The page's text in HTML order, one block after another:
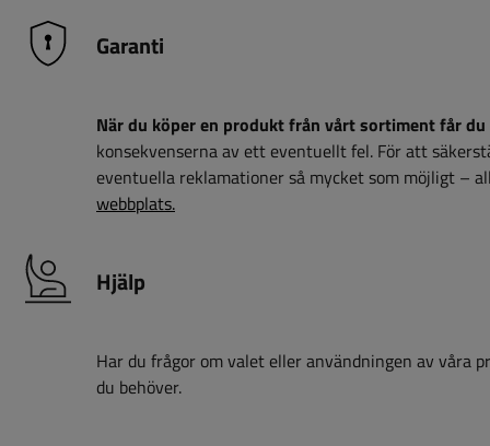
Garanti
När du köper en produkt från vårt sortiment får
konsekvenserna av ett eventuellt fel. För att
eventuella reklamationer så mycket som möjligt –
webbplats.
Hjälp
Har du frågor om valet eller användningen av våra
du behöver.